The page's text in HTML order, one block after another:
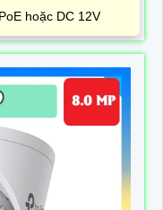
hoặc DC 12V